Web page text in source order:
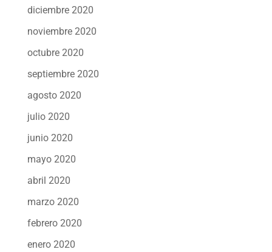
diciembre 2020
noviembre 2020
octubre 2020
septiembre 2020
agosto 2020
julio 2020
junio 2020
mayo 2020
abril 2020
marzo 2020
febrero 2020
enero 2020